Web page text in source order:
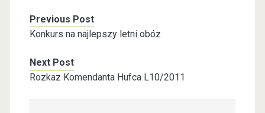
Previous Post
Konkurs na najlepszy letni obóz
Next Post
Rozkaz Komendanta Hufca L10/2011